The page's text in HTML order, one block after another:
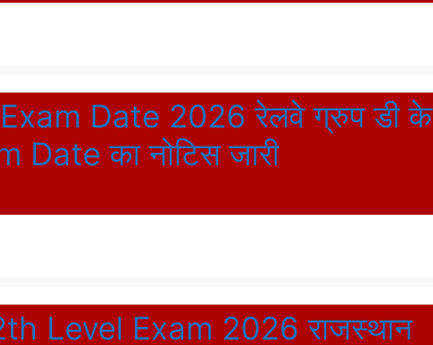
Date 2026 रेलवे ग्रुप डी के
Date का नोटिस जारी
Level Exam 2026 राजस्थान